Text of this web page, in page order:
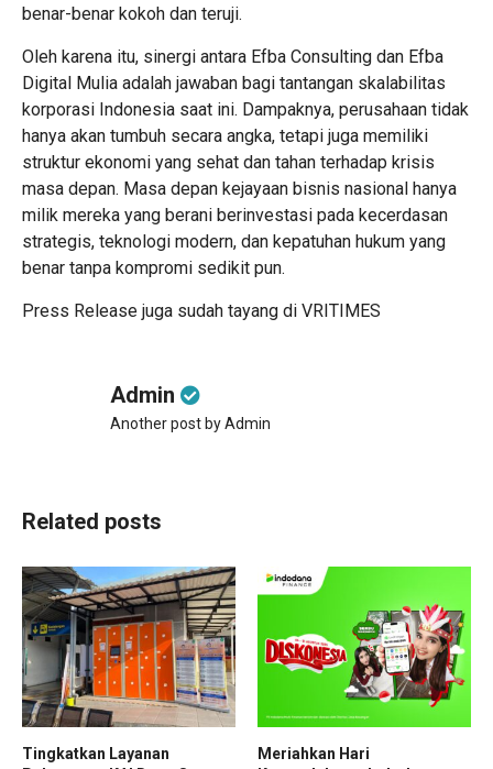
benar-benar kokoh dan teruji.
Oleh karena itu, sinergi antara Efba Consulting dan Efba
Digital Mulia adalah jawaban bagi tantangan skalabilitas
korporasi Indonesia saat ini. Dampaknya, perusahaan tidak
hanya akan tumbuh secara angka, tetapi juga memiliki
struktur ekonomi yang sehat dan tahan terhadap krisis
masa depan. Masa depan kejayaan bisnis nasional hanya
milik mereka yang berani berinvestasi pada kecerdasan
strategis, teknologi modern, dan kepatuhan hukum yang
benar tanpa kompromi sedikit pun.
Press Release juga sudah tayang di VRITIMES
Admin
Another post by Admin
Related posts
Tingkatkan Layanan
Meriahkan Hari